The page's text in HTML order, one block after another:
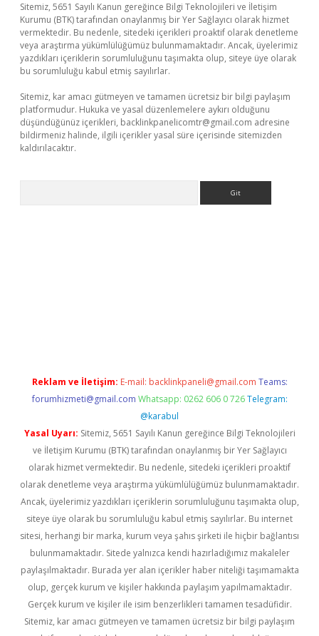
Sitemiz, 5651 Sayılı Kanun gereğince Bilgi Teknolojileri ve İletişim
Kurumu (BTK) tarafından onaylanmış bir Yer Sağlayıcı olarak hizmet
vermektedir. Bu nedenle, sitedeki içerikleri proaktif olarak denetleme
veya araştırma yükümlülüğümüz bulunmamaktadır. Ancak, üyelerimiz
yazdıkları içeriklerin sorumluluğunu taşımakta olup, siteye üye olarak
bu sorumluluğu kabul etmiş sayılırlar.
Sitemiz, kar amacı gütmeyen ve tamamen ücretsiz bir bilgi paylaşım
platformudur. Hukuka ve yasal düzenlemelere aykırı olduğunu
düşündüğünüz içerikleri, backlinkpanelicomtr@gmail.com adresine
bildirmeniz halinde, ilgili içerikler yasal süre içerisinde sitemizden
kaldırılacaktır.
Reklam ve İletişim: E-mail: backlinkpaneli@gmail.com Teams:
forumhizmeti@gmail.com Whatsapp: 0262 606 0 726 Telegram:
@karabul
Yasal Uyarı: Sitemiz, 5651 Sayılı Kanun gereğince Bilgi Teknolojileri
ve İletişim Kurumu (BTK) tarafından onaylanmış bir Yer Sağlayıcı
olarak hizmet vermektedir. Bu nedenle, sitedeki içerikleri proaktif
olarak denetleme veya araştırma yükümlülüğümüz bulunmamaktadır.
Ancak, üyelerimiz yazdıkları içeriklerin sorumluluğunu taşımakta olup,
siteye üye olarak bu sorumluluğu kabul etmiş sayılırlar. Bu internet
sitesi, herhangi bir marka, kurum veya şahıs şirketi ile hiçbir bağlantısı
bulunmamaktadır. Sitede yalnızca kendi hazırladığımız makaleler
paylaşılmaktadır. Burada yer alan içerikler haber niteliği taşımamakta
olup, gerçek kurum ve kişiler hakkında paylaşım yapılmamaktadır.
Gerçek kurum ve kişiler ile isim benzerlikleri tamamen tesadüfidir.
Sitemiz, kar amacı gütmeyen ve tamamen ücretsiz bir bilgi paylaşım